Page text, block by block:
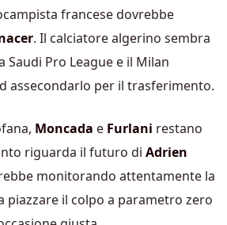
francese dovrebbe
. Il calciatore algerino sembra
Saudi Pro League e il Milan
assecondarlo per il trasferimento.
Moncada e Furlani restano
riguarda il futuro di Adrien
monitorando attentamente la
piazzare il colpo a parametro zero